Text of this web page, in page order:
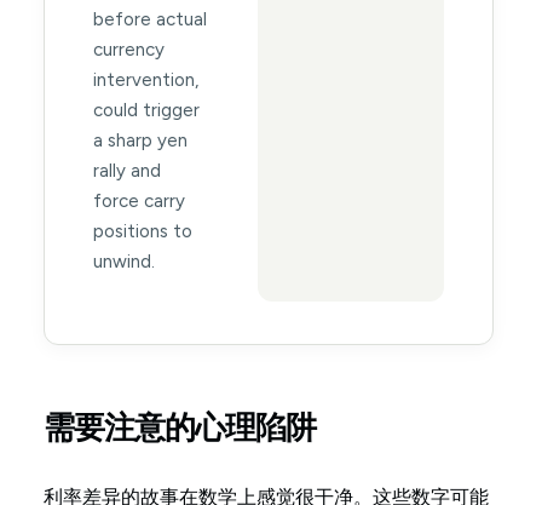
before actual
currency
intervention,
could trigger
a sharp yen
rally and
force carry
positions to
unwind.
需要注意的心理陷阱
利率差异的故事在数学上感觉很干净。这些数字可能